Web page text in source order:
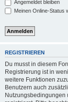
Angemeldet bleiben
Meinen Online-Status
REGISTRIEREN
Du musst in diesem
Registrierung ist in
weitere Funktionen
Benutzern auch
Nutzungsbedingungen